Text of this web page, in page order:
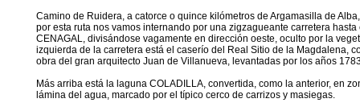
Camino de Ruidera, a catorce o quince kilómetros de Argamasilla de
por esta ruta nos vamos internando por una zigzagueante carretera
CENAGAL, divisándose vagamente en dirección oeste, oculto por la
izquierda de la carretera está el caserío del Real Sitio de la Magdalena,
obra del gran arquitecto Juan de Villanueva, levantadas por los años
Más arriba está la laguna COLADILLA, convertida, como la anterior, en
lámina del agua, marcado por el típico cerco de carrizos y masiegas.